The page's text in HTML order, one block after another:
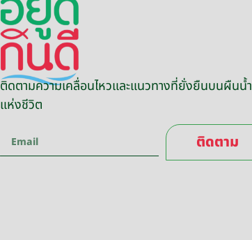
ติดตามความเคลื่อนไหวและแนวทางที่ยั่งยืนบนผืนน้ำ
แห่งชีวิต
ติดตาม